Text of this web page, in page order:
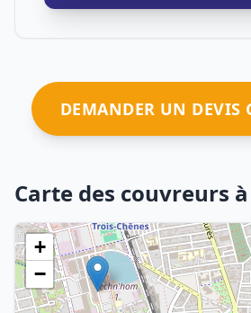
DEMANDER UN DEVIS
Carte des couvreurs
+
−